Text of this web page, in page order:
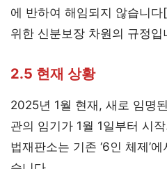
에 반하여 해임되지 않습니
위한 신분보장 차원의 규정입
2.5 현재 상황
2025년 1월 현재, 새로 임명
관의 임기가 1월 1일부터 시
법재판소는 기존 ‘6인 체제’에